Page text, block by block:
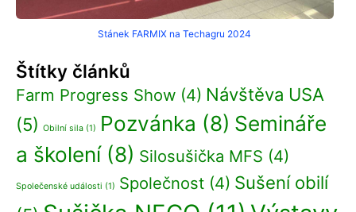
Stánek FARMIX na Techagru 2024
Štítky článků
Farm Progress Show(4) Návštěva USA
(5) Obilní sila(1) Pozvánka (8) Semináře
a školení(8) Silosušička MFS (4)
Společenské události (1) Společnost(4) Sušení obilí